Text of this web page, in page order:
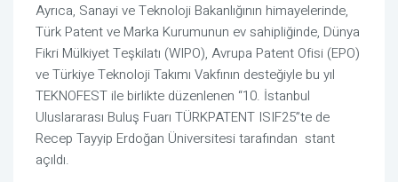
Ayrıca, Sanayi ve Teknoloji Bakanlığının himayelerinde,
Türk Patent ve Marka Kurumunun ev sahipliğinde, Dünya
Fikri Mülkiyet Teşkilatı (WIPO), Avrupa Patent Ofisi (EPO)
ve Türkiye Teknoloji Takımı Vakfının desteğiyle bu yıl
TEKNOFEST ile birlikte düzenlenen “10. İstanbul
Uluslararası Buluş Fuarı TÜRKPATENT ISIF25”te de
Recep Tayyip Erdoğan Üniversitesi tarafından stant
açıldı.